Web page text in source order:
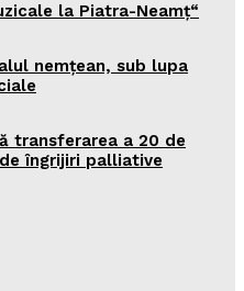
la Piatra-Neamţ“
nemţean, sub lupa
transferarea a 20 de
îngrijiri palliative